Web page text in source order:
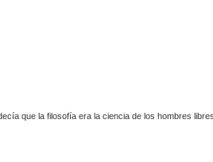
que la filosofía era la ciencia de los hombres libres